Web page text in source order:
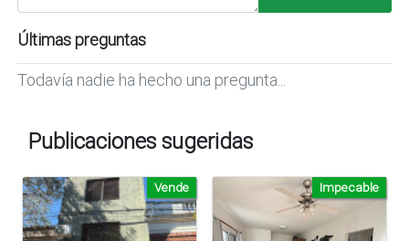
Últimas preguntas
Todavía nadie ha hecho una pregunta...
Publicaciones sugeridas
Vende Impecable